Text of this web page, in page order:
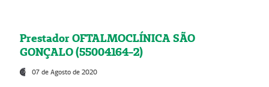
Prestador OFTALMOCLÍNICA SÃO
GONÇALO (55004164-2)
07 de Agosto de 2020